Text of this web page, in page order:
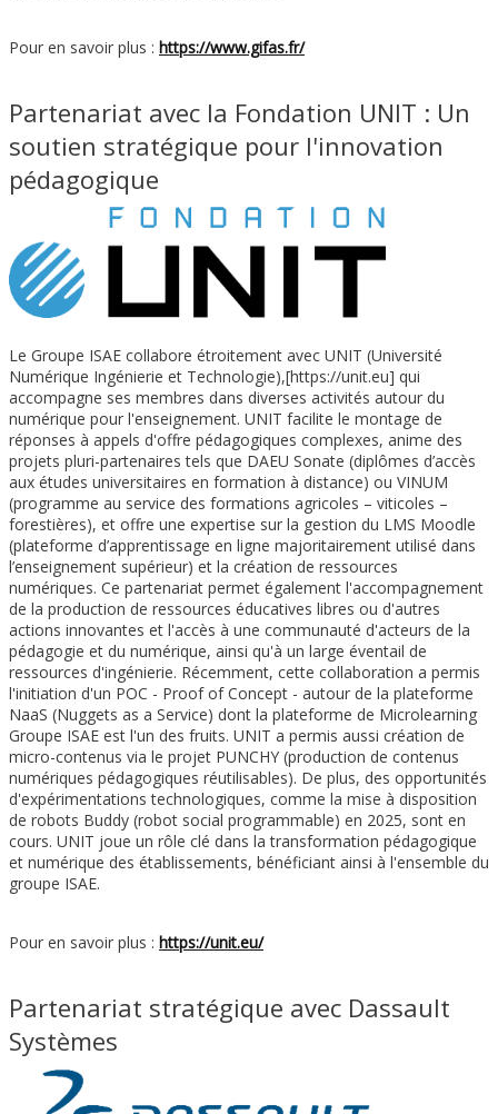
Pour en savoir plus : https://www.gifas.fr/
Partenariat avec la Fondation UNIT : Un
soutien stratégique pour l'innovation
pédagogique
Le Groupe ISAE collabore étroitement avec UNIT (Université
Numérique Ingénierie et Technologie),[https://unit.eu] qui
accompagne ses membres dans diverses activités autour du
numérique pour l'enseignement. UNIT facilite le montage de
réponses à appels d'offre pédagogiques complexes, anime des
projets pluri-partenaires tels que DAEU Sonate (diplômes d’accès
aux études universitaires en formation à distance) ou VINUM
(programme au service des formations agricoles – viticoles –
forestières), et offre une expertise sur la gestion du LMS Moodle
(plateforme d’apprentissage en ligne majoritairement utilisé dans
l’enseignement supérieur) et la création de ressources
numériques. Ce partenariat permet également l'accompagnement
de la production de ressources éducatives libres ou d'autres
actions innovantes et l'accès à une communauté d'acteurs de la
pédagogie et du numérique, ainsi qu'à un large éventail de
ressources d'ingénierie. Récemment, cette collaboration a permis
l'initiation d'un POC - Proof of Concept - autour de la plateforme
NaaS (Nuggets as a Service) dont la plateforme de Microlearning
Groupe ISAE est l'un des fruits. UNIT a permis aussi création de
micro-contenus via le projet PUNCHY (production de contenus
numériques pédagogiques réutilisables). De plus, des opportunités
d'expérimentations technologiques, comme la mise à disposition
de robots Buddy (robot social programmable) en 2025, sont en
cours. UNIT joue un rôle clé dans la transformation pédagogique
et numérique des établissements, bénéficiant ainsi à l'ensemble du
groupe ISAE.
Pour en savoir plus : https://unit.eu/
Partenariat stratégique avec Dassault
Systèmes